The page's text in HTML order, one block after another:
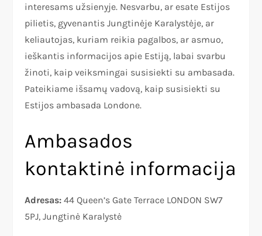
interesams užsienyje. Nesvarbu, ar esate Estijos
pilietis, gyvenantis Jungtinėje Karalystėje, ar
keliautojas, kuriam reikia pagalbos, ar asmuo,
ieškantis informacijos apie Estiją, labai svarbu
žinoti, kaip veiksmingai susisiekti su ambasada.
Pateikiame išsamų vadovą, kaip susisiekti su
Estijos ambasada Londone.
Ambasados
kontaktinė informacija
Adresas: 44 Queen’s Gate Terrace LONDON SW7
5PJ, Jungtinė Karalystė